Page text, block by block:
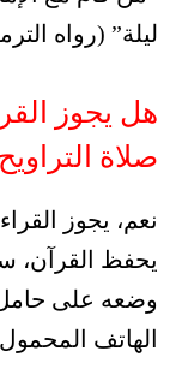
ليلة” (رواه
هل يجوز
صلاة
نعم، يجوز
يحفظ القرآن،
وضعه على
الهاتف